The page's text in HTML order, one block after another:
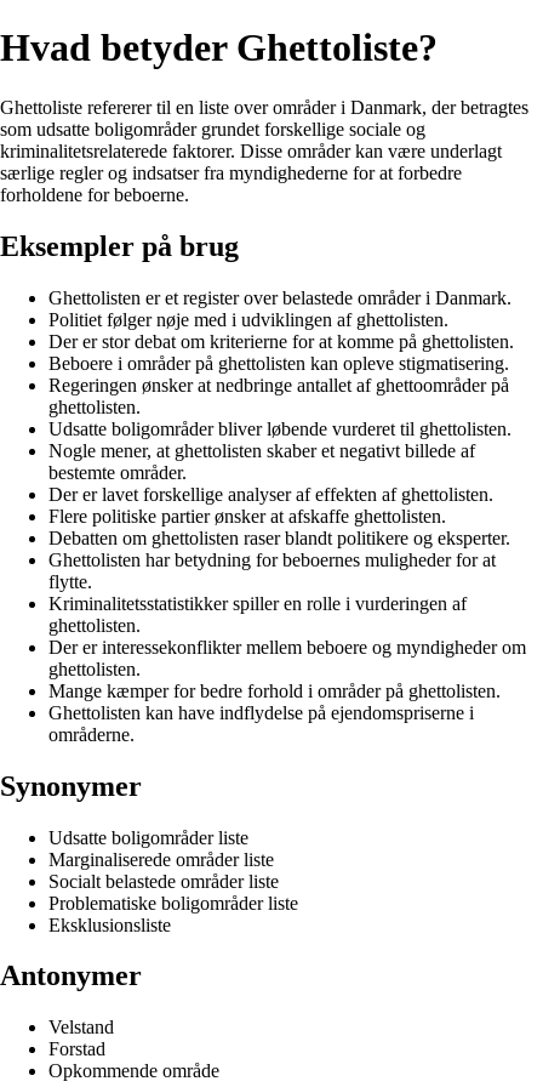
Hvad betyder Ghettoliste?
Ghettoliste refererer til en liste over områder i Danmark, der betragtes
som udsatte boligområder grundet forskellige sociale og
kriminalitetsrelaterede faktorer. Disse områder kan være underlagt
særlige regler og indsatser fra myndighederne for at forbedre
forholdene for beboerne.
Eksempler på brug
Ghettolisten er et register over belastede områder i Danmark.
Politiet følger nøje med i udviklingen af ghettolisten.
Der er stor debat om kriterierne for at komme på ghettolisten.
Beboere i områder på ghettolisten kan opleve stigmatisering.
Regeringen ønsker at nedbringe antallet af ghettoområder på
ghettolisten.
Udsatte boligområder bliver løbende vurderet til ghettolisten.
Nogle mener, at ghettolisten skaber et negativt billede af
bestemte områder.
Der er lavet forskellige analyser af effekten af ghettolisten.
Flere politiske partier ønsker at afskaffe ghettolisten.
Debatten om ghettolisten raser blandt politikere og eksperter.
Ghettolisten har betydning for beboernes muligheder for at
flytte.
Kriminalitetsstatistikker spiller en rolle i vurderingen af
ghettolisten.
Der er interessekonflikter mellem beboere og myndigheder om
ghettolisten.
Mange kæmper for bedre forhold i områder på ghettolisten.
Ghettolisten kan have indflydelse på ejendomspriserne i
områderne.
Synonymer
Udsatte boligområder liste
Marginaliserede områder liste
Socialt belastede områder liste
Problematiske boligområder liste
Eksklusionsliste
Antonymer
Velstand
Forstad
Opkommende område